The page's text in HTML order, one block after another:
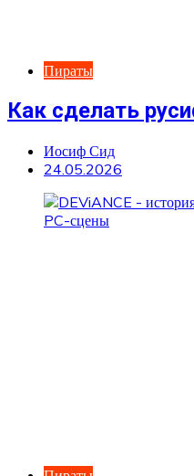
Пираты
Как сделать
Иосиф Сид
24.05.2026